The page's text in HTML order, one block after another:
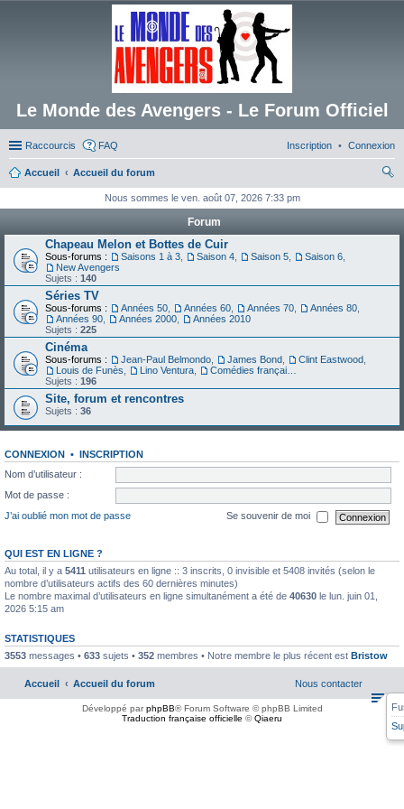
Le Monde des Avengers - Le Forum Officiel
Raccourcis FAQ Connexion
Inscription
Accueil
Accueil du forum
ch
Nous sommes le ven. août 07, 2026 7:33 pm
Forum
Chapeau Melon et Bottes de Cuir
Sous-forums : Saisons 1 à 3 Saison 4 Saison 5 Saison 6
New Avengers
Sujets : 140
Séries TV
Sous-forums : Années 50 Années 60 Années 70 Années 80
Années 90
Années 2000
Années 2010
Sujets : 225
Cinéma
Sous-forums : Jean-Paul Belmondo James Bond Clint Eastwood
Louis de Funès
Lino Ventura
Sujets : 196
Site, forum et rencontres
Sujets : 36
CONNEXION • INSCRIPTION
Nom d’utilisateur :
Mot de passe :
J’ai oublié mon mot de passe
Se souvenir de moi
QUI EST EN LIGNE ?
Au total, il y a 5411 utilisateurs en ligne :: 3 inscrits, 0 invisible et 5408 invités (selon le
nombre d’utilisateurs actifs des 60 dernières minutes)
Le nombre maximal d’utilisateurs en ligne simultanément a été de 40630 le lun. juin 01,
2026 5:15 am
STATISTIQUES
3553 messages • 633 sujets • 352 membres • Notre membre le plus récent est Bristow
Accueil Accueil du forum Nous contacter
Développé parphpBB® Forum Software © phpBB Limited
Traduction française officielle ©Qiaeru